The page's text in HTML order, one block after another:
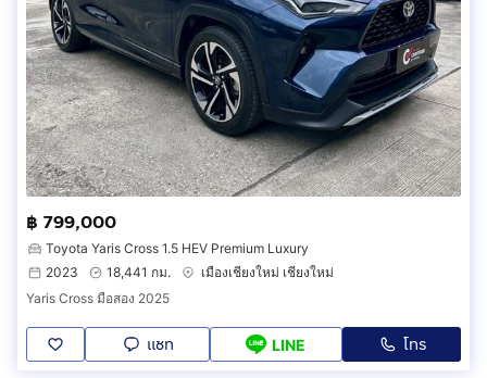
฿ 799,000
Toyota Yaris Cross 1.5 HEV Premium Luxury
2023
18,441 กม.
เมืองเชียงใหม่ เชียงใหม่
Yaris Cross มือสอง 2025
แชท LINE โทร